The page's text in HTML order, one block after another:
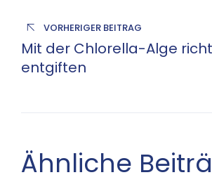
VORHERIGER BEITRAG
Mit der Chlorella-Alge
entgiften
Ähnliche